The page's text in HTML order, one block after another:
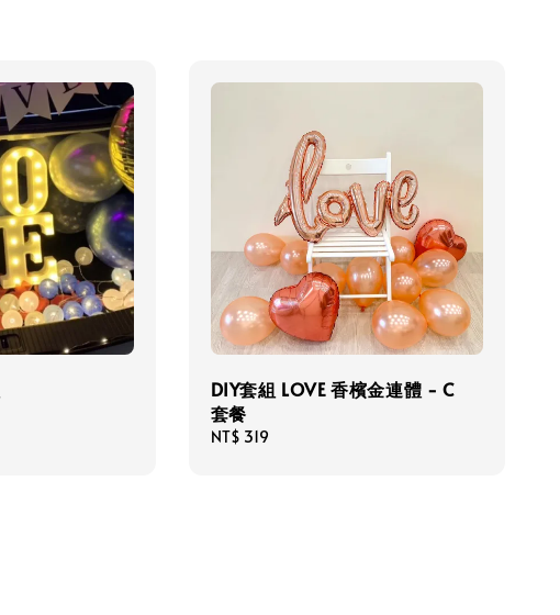
DIY套組 LOVE 香檳金連體 - C
套餐
Regular
NT$ 319